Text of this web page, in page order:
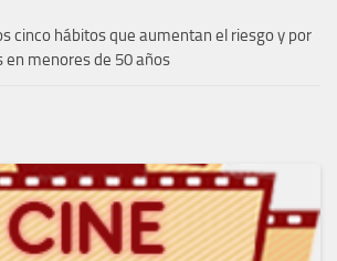
cinco hábitos que aumentan el riesgo y por
en menores de 50 años